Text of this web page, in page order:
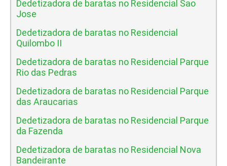
Dedetizadora de baratas no Residencial Sao
Jose
Dedetizadora de baratas no Residencial
Quilombo II
Dedetizadora de baratas no Residencial Parque
Rio das Pedras
Dedetizadora de baratas no Residencial Parque
das Araucarias
Dedetizadora de baratas no Residencial Parque
da Fazenda
Dedetizadora de baratas no Residencial Nova
Bandeirante